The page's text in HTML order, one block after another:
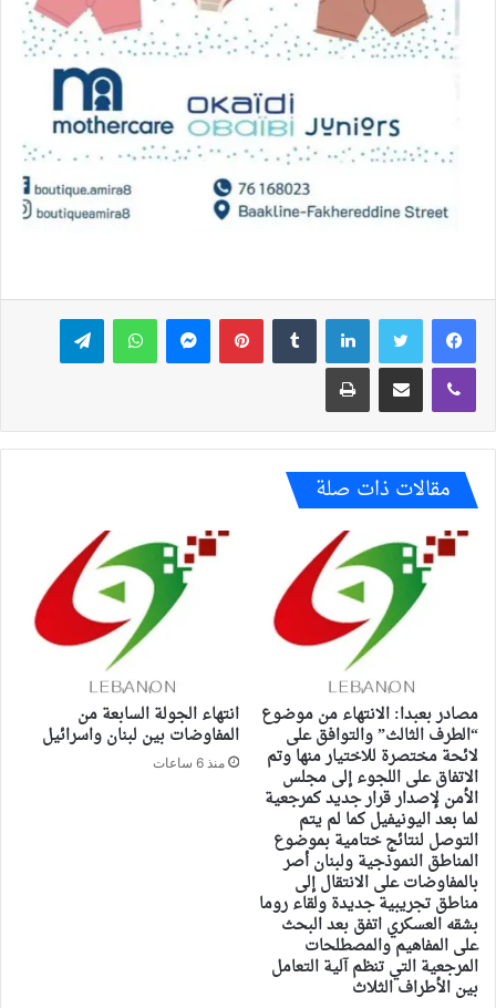
فيسبوك تويتر لينكدإن بينتيريستماسنجر واتساب تيلقرام
ڤايبر مشاركة عبر البريد طباعة
مقالات ذات صلة
مصادر بعبدا: الانتهاء من موضوع
“الطرف الثالث” والتوافق على
لائحة مختصرة للاختيار منها وتم
الاتفاق على اللجوء إلى مجلس
الأمن لإصدار قرار جديد كمرجعية
لما بعد اليونيفيل كما لم يتم
التوصل لنتائج ختامية بموضوع
المناطق النموذجية ولبنان أصر
بالمفاوضات على الانتقال إلى
مناطق تجريبية جديدة ولقاء روما
بشقه العسكري اتفق بعد البحث
على المفاهيم والمصطلحات
المرجعية التي تنظم آلية التعامل
بين الأطراف الثلاث
انتهاء الجولة السابعة من
المفاوضات بين لبنان واسرائيل
منذ 6 ساعات